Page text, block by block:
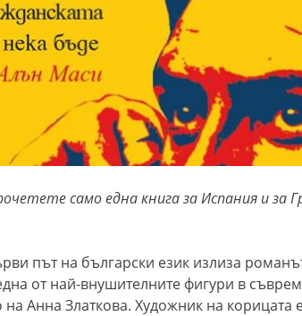
само една книга за Испания и за
път на български език излиза
от най-внушителните фигури в
Анна Златкова. Художник на корицата